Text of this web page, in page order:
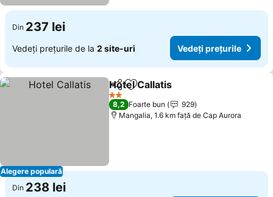
Din 237 lei
Vedeți prețurile de la 2 site-uri Vedeți prețurile
Alegere populară
DistribuițiAdăugaţi la favorite
Hotel Callatis
2 Stele
8,2 Foarte bun
929
Mangalia, 1.6 km faţă de Cap Aurora
Din 238 lei